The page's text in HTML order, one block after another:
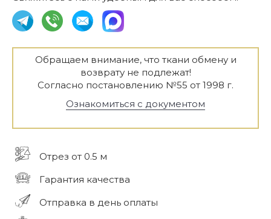
Обращаем внимание, что ткани обмену и
возврату не подлежат!
Согласно постановлению №55 от 1998 г.
Ознакомиться с документом
Отрез от 0.5 м
Гарантия качества
Отправка в день оплаты